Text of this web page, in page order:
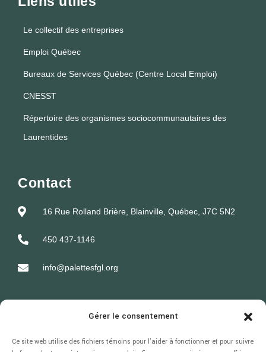
Gérer le consentement
Ce site web utilise des fichiers témoins pour l'aider à fonctionner et pour suivre
Le collectif des entreprises
Emploi Québec
Bureaux de Services Québec (Centre Local Emploi)
CNESST
Répertoire des organismes sociocommunautaires des
Laurentides
Contact
16 Rue Rolland Brière, Blainville, Québec, J7C 5N2
450 437-1146
info@palettesfgl.org
Heures d'ouverture